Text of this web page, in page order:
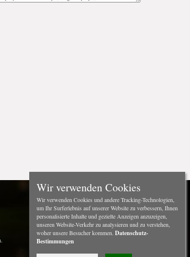
Wir verwenden Cookies
Wir verwenden Cookies und andere Tracking-Technologien,
um Ihr Surferlebnis auf unserer Website zu verbessern, Ihnen
personalisierte Inhalte und gezielte Anzeigen anzuzeigen,
unseren Website-Verkehr zu analysieren und zu verstehen,
woher unsere Besucher kommen. Datenschutz-
Bestimmungen